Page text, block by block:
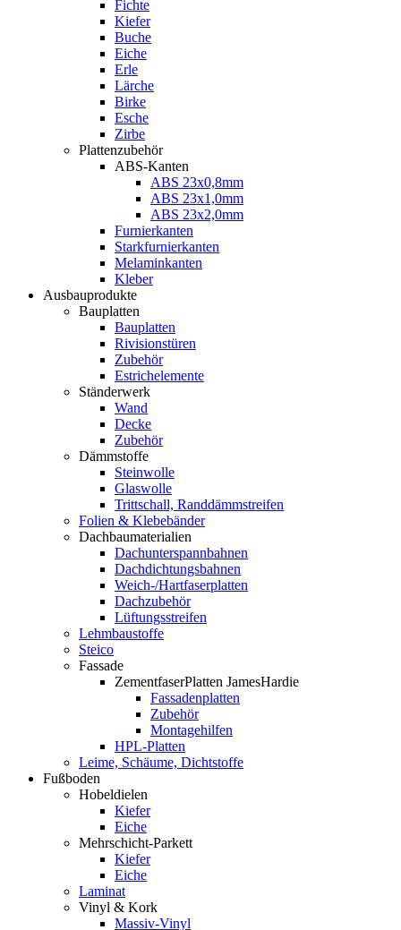
Fichte
Kiefer
Buche
Eiche
Erle
Lärche
Birke
Esche
Zirbe
Plattenzubehör
ABS-Kanten
ABS 23x0,8mm
ABS 23x1,0mm
ABS 23x2,0mm
Furnierkanten
Starkfurnierkanten
Melaminkanten
Kleber
Ausbauprodukte
Bauplatten
Bauplatten
Rivisionstüren
Zubehör
Estrichelemente
Ständerwerk
Wand
Decke
Zubehör
Dämmstoffe
Steinwolle
Glaswolle
Trittschall, Randdämmstreifen
Folien & Klebebänder
Dachbaumaterialien
Dachunterspannbahnen
Dachdichtungsbahnen
Weich-/Hartfaserplatten
Dachzubehör
Lüftungsstreifen
Lehmbaustoffe
Steico
Fassade
ZementfaserPlatten JamesHardie
Fassadenplatten
Zubehör
Montagehilfen
HPL-Platten
Leime, Schäume, Dichtstoffe
Fußboden
Hobeldielen
Kiefer
Eiche
Mehrschicht-Parkett
Kiefer
Eiche
Laminat
Vinyl & Kork
Massiv-Vinyl